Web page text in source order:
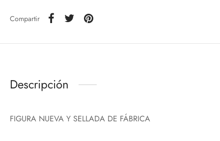
Compartir
Descripción
FIGURA NUEVA Y SELLADA DE FÁBRICA